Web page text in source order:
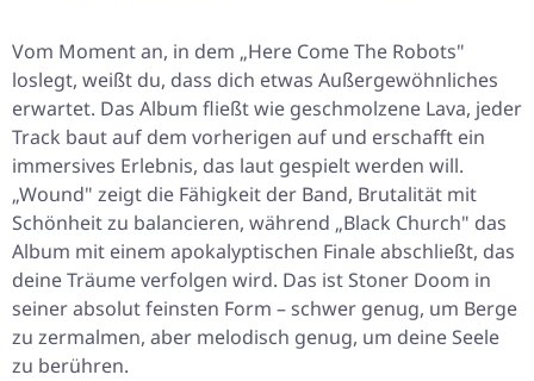
Vom Moment an, in dem „Here Come The Robots"
loslegt, weißt du, dass dich etwas Außergewöhnliches
erwartet. Das Album fließt wie geschmolzene Lava, jeder
Track baut auf dem vorherigen auf und erschafft ein
immersives Erlebnis, das laut gespielt werden will.
„Wound" zeigt die Fähigkeit der Band, Brutalität mit
Schönheit zu balancieren, während „Black Church" das
Album mit einem apokalyptischen Finale abschließt, das
deine Träume verfolgen wird. Das ist Stoner Doom in
seiner absolut feinsten Form – schwer genug, um Berge
zu zermalmen, aber melodisch genug, um deine Seele
zu berühren.